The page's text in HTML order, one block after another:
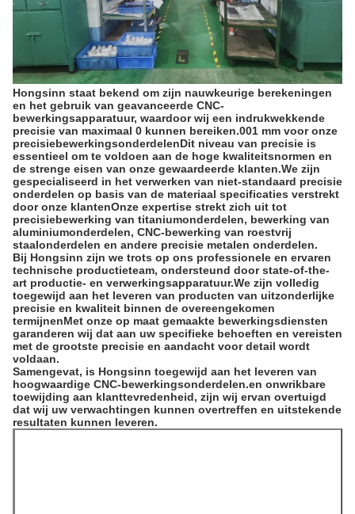
Hongsinn staat bekend om zijn nauwkeurige berekeningen
en het gebruik van geavanceerde CNC-
bewerkingsapparatuur, waardoor wij een indrukwekkende
precisie van maximaal 0 kunnen bereiken.001 mm voor onze
precisiebewerkingsonderdelenDit niveau van precisie is
essentieel om te voldoen aan de hoge kwaliteitsnormen en
de strenge eisen van onze gewaardeerde klanten.We zijn
gespecialiseerd in het verwerken van niet-standaard precisie
onderdelen op basis van de materiaal specificaties verstrekt
door onze klantenOnze expertise strekt zich uit tot
precisiebewerking van titaniumonderdelen, bewerking van
aluminiumonderdelen, CNC-bewerking van roestvrij
staalonderdelen en andere precisie metalen onderdelen.
Bij Hongsinn zijn we trots op ons professionele en ervaren
technische productieteam, ondersteund door state-of-the-
art productie- en verwerkingsapparatuur.We zijn volledig
toegewijd aan het leveren van producten van uitzonderlijke
precisie en kwaliteit binnen de overeengekomen
termijnenMet onze op maat gemaakte bewerkingsdiensten
garanderen wij dat aan uw specifieke behoeften en vereisten
met de grootste precisie en aandacht voor detail wordt
voldaan.
Samengevat, is Hongsinn toegewijd aan het leveren van
hoogwaardige CNC-bewerkingsonderdelen.en onwrikbare
toewijding aan klanttevredenheid, zijn wij ervan overtuigd
dat wij uw verwachtingen kunnen overtreffen en uitstekende
resultaten kunnen leveren.